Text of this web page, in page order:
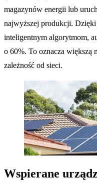
magazynów energii lub
najwyższej produkcji.
inteligentnym algorytmom,
o 60%. To oznacza większą
zależność od sieci.
Wspierane